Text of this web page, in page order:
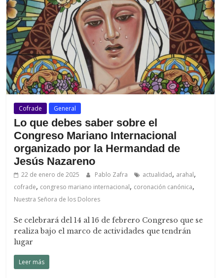
Cofrade General
Lo que debes saber sobre el
Congreso Mariano Internacional
organizado por la Hermandad de
Jesús Nazareno
22 de enero de 2025 Pablo Zafra actualidad, arahal,
cofrade, congreso mariano internacional, coronación canónica,
Nuestra Señora de los Dolores
Se celebrará del 14 al 16 de febrero Congreso que se
realiza bajo el marco de actividades que tendrán
lugar
Leer más